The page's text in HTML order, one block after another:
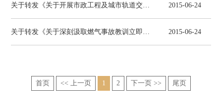
2015-06-24
2015-06-24
首页 << 上一页 1 2 下一页 >> 尾页